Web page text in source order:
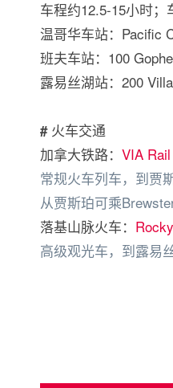
车程约12.5-15小时；
温哥华车站：Pacific
班夫车站：100
露易丝湖站：200
#火车交通
加拿大铁路： VIA Rail
常规火车列车，到贾
从贾斯珀可乘
落基山脉火车：
高级观光车，到露易